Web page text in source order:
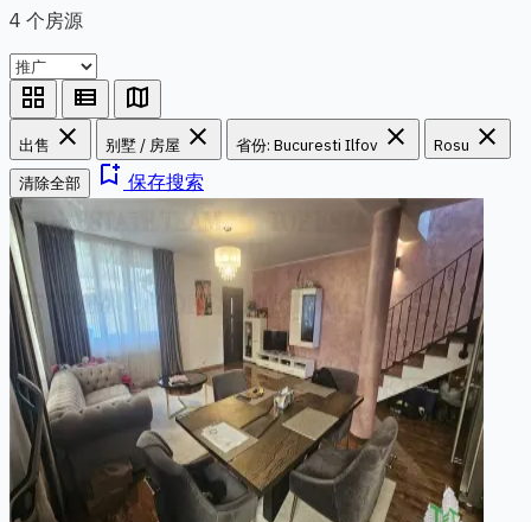
4 个房源
grid_view view_list map
出售 close 别墅 / 房屋 close 省份: Bucuresti Ilfov close Rosu close
清除全部 bookmark_add 保存搜索